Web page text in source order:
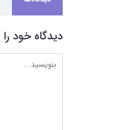
دیدگاه خود